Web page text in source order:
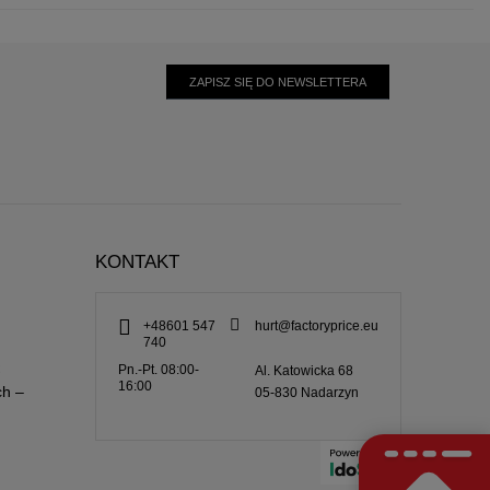
ZAPISZ SIĘ DO NEWSLETTERA
–
KONTAKT
+48601 547
740
hurt@factoryprice.eu
Pn.-Pt. 08:00-
16:00
Al. Katowicka 68
05-830 Nadarzyn